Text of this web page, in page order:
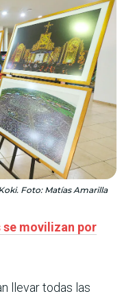
Foto: Matías Amarilla
se movilizan por
llevar todas las